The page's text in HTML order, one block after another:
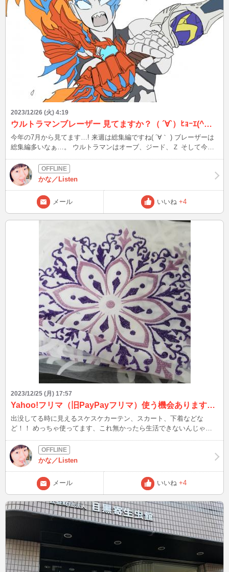
2023/12/26 (火) 4:19
ウルトラマンブレーザー 見てますか？（ ´∀`）ﾋｮｰｴ(^ω^≡^ω^) おっおっ( ﾟдﾟ)ﾌﾞﾚｰｻﾞｰ‼
今年の7月から見てます…! 来週は総集編ですね( ´∀｀ ) ブレーザーは
総集編多いなぁ…。 ウルトラマンはオーブ、ジード、Ｚ そして今作
っていい私が見ても面白いですよ！！ 特にジードの主役、濱田龍臣
さんは母が気に入ってます(笑) 濱田龍臣さんは前作の朝ドラ「らんま
ん」に出演されてたのと、 『ウルトラマンゼロ THE MOVIE 超決戦!
ベリアル銀河帝国』に子役として出演してた浜田さん見て「可愛
い！！！」と言ってましたが…。 皆さんは、ウルトラシリーズ見た
ことありますか？？ 次は12/26(火)22時半頃～ 今年も余日わずかとな
かな／Listen
メール いいね +4
2023/12/25 (月) 17:57
Yahoo!フリマ（旧PayPayフリマ）使う機会ありますか？
出没してる時に見えるスケスケカーテン、スカート、下着などな
ど！！ めっちゃ使ってます、これ無かったら生活できないんじゃな
かも(*^^*) 試着出来ないデメリットはあるけど、300円～入手でき
る！！ 万が一失敗しても、300円なら許容範囲かなぁと思ってます
が… 皆さんはYahoo!フリマ（旧PayPayフリマ）使う機会あります
を付けてくださいね(;^_^A
かな／Listen
メール いいね +4